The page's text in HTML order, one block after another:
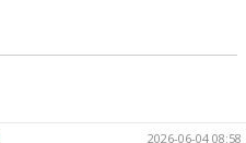
2026-06-04 08:58